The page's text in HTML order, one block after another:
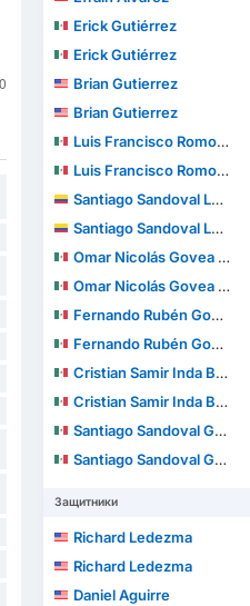
Erick Gutiérrez
Erick Gutiérrez
Brian Gutierrez
Brian Gutierrez
Luis Francisco Romo Barrón
Luis Francisco Romo Barrón
Santiago Sandoval Loboa
Santiago Sandoval Loboa
Omar Nicolás Govea García
Omar Nicolás Govea García
Fernando Rubén González Pineda
Fernando Rubén González Pineda
Cristian Samir Inda Becerra
Cristian Samir Inda Becerra
Santiago Sandoval González
Santiago Sandoval González
Защитники
Richard Ledezma
Richard Ledezma
Daniel Aguirre